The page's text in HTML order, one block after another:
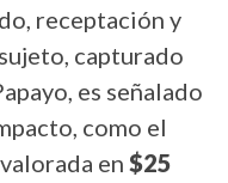
receptación y
capturado
es señalado
como el
en $25